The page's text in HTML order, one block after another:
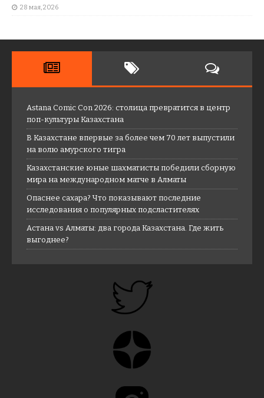
28 мая, 2026
Astana Comic Con 2026: столица превратится в центр
поп-культуры Казахстана
В Казахстане впервые за более чем 70 лет выпустили
на волю амурского тигра
Казахстанские юные шахматисты победили сборную
мира на международном матче в Алматы
Опаснее сахара? Что показывают последние
исследования о популярных подсластителях
Астана vs Алматы: два города Казахстана. Где жить
выгоднее?